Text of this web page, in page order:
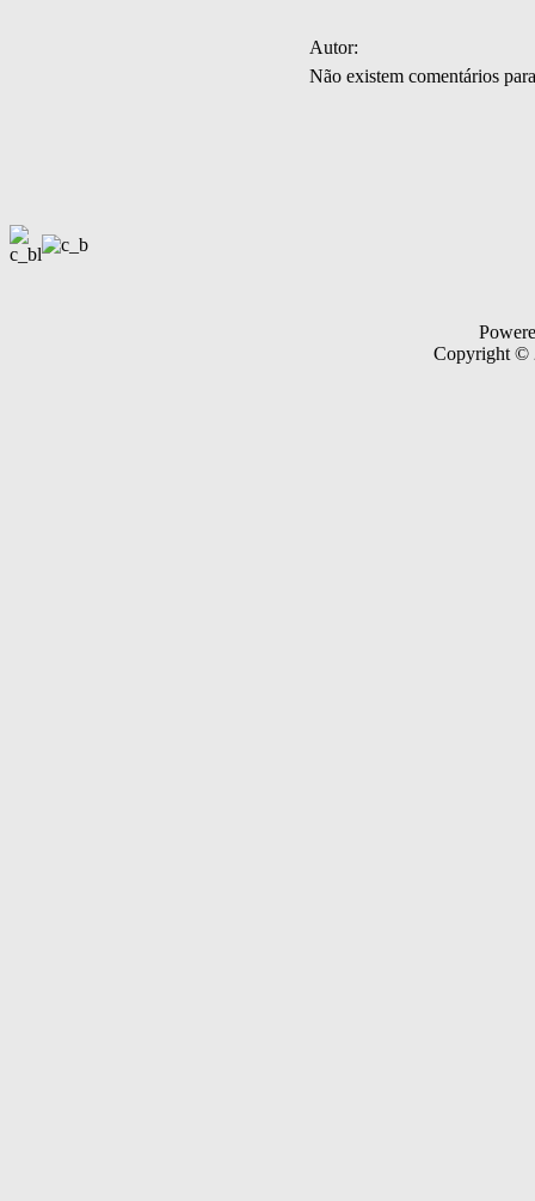
Autor:
Não existem comentários
Copyright ©